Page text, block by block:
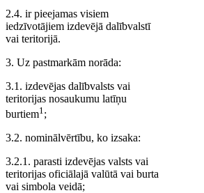
2.4. ir pieejamas visiem
iedzīvotājiem izdevējā dalībvalstī
vai teritorijā.
3. Uz pastmarkām norāda:
3.1. izdevējas dalībvalsts vai
teritorijas nosaukumu latīņu
burtiem1 ;
3.2. nominālvērtību, ko izsaka:
3.2.1. parasti izdevējas valsts vai
teritorijas oficiālajā valūtā vai burta
vai simbola veidā;